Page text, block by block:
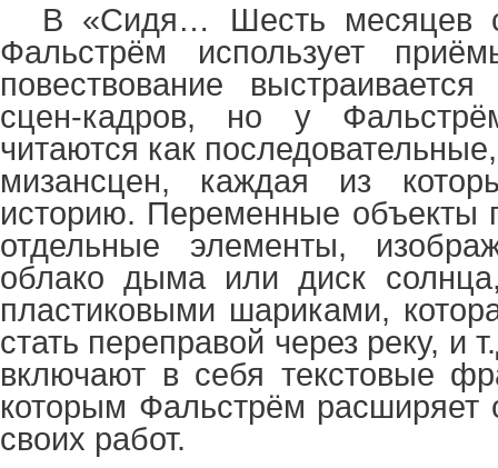
В «Сидя… Шесть месяцев
Фальстрём использует
повествование
сцен-кадров, но у
читаются как
мизансцен, каждая из
историю. Переменные объекты
отдельные элементы,
облако дыма или диск
пластиковыми шариками,
стать переправой через реку, и
включают в себя текстовые
которым Фальстрём расширяет
своих работ.